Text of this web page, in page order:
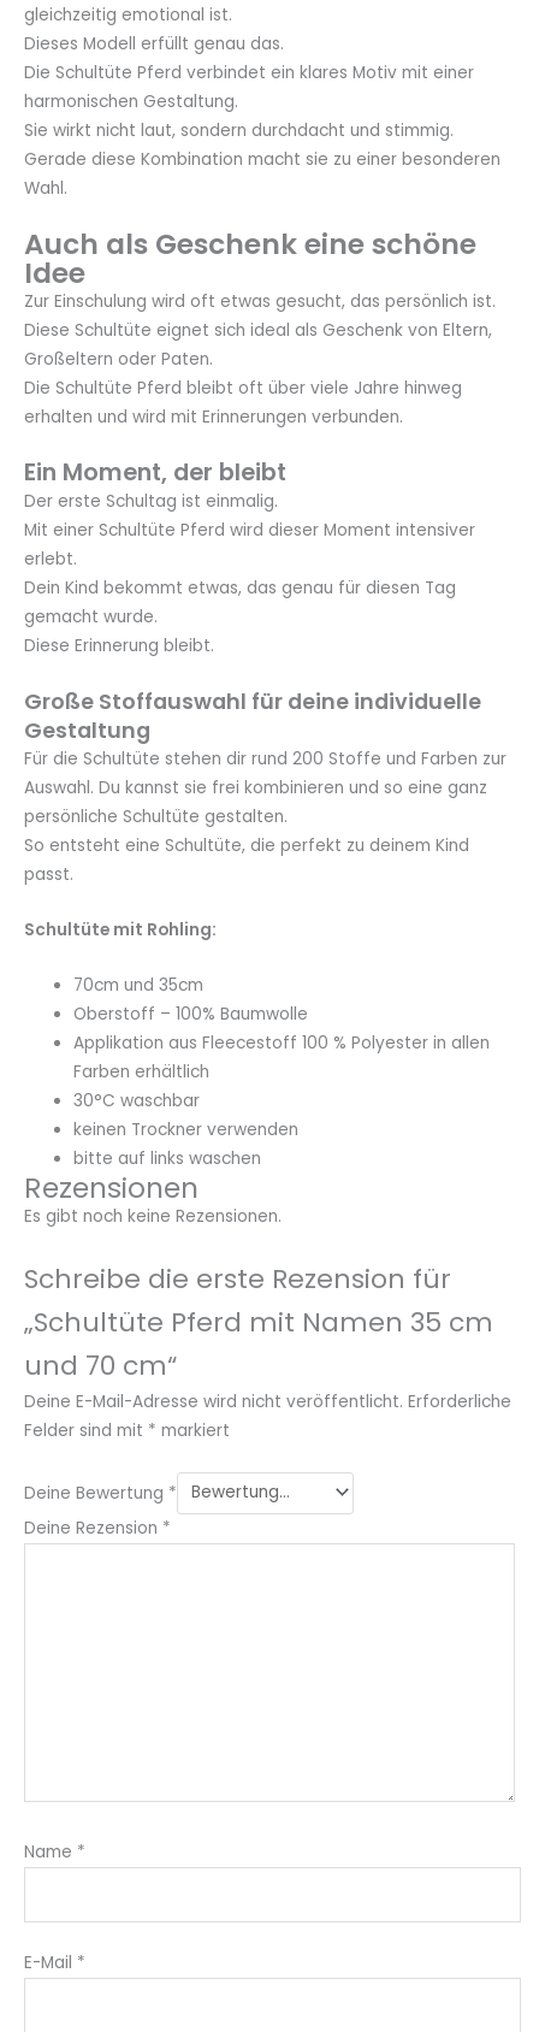
gleichzeitig emotional ist.
Dieses Modell erfüllt genau das.
Die Schultüte Pferd verbindet ein klares Motiv mit einer
harmonischen Gestaltung.
Sie wirkt nicht laut, sondern durchdacht und stimmig.
Gerade diese Kombination macht sie zu einer besonderen
Wahl.
Auch als Geschenk eine schöne
Idee
Zur Einschulung wird oft etwas gesucht, das persönlich ist.
Diese Schultüte eignet sich ideal als Geschenk von Eltern,
Großeltern oder Paten.
Die Schultüte Pferd bleibt oft über viele Jahre hinweg
erhalten und wird mit Erinnerungen verbunden.
Ein Moment, der bleibt
Der erste Schultag ist einmalig.
Mit einer Schultüte Pferd wird dieser Moment intensiver
erlebt.
Dein Kind bekommt etwas, das genau für diesen Tag
gemacht wurde.
Diese Erinnerung bleibt.
Große Stoffauswahl für deine individuelle
Gestaltung
Für die Schultüte stehen dir rund 200 Stoffe und Farben zur
Auswahl. Du kannst sie frei kombinieren und so eine ganz
persönliche Schultüte gestalten.
So entsteht eine Schultüte, die perfekt zu deinem Kind
passt.
Schultüte mit Rohling:
70cm und 35cm
Oberstoff – 100% Baumwolle
Applikation aus Fleecestoff 100 % Polyester in allen
Farben erhältlich
30°C waschbar
keinen Trockner verwenden
bitte auf links waschen
Rezensionen
Es gibt noch keine Rezensionen.
Schreibe die erste Rezension für
„Schultüte Pferd mit Namen 35 cm
und 70 cm“
Deine E-Mail-Adresse wird nicht veröffentlicht. Erforderliche
Felder sind mit * markiert
Deine Bewertung *
Deine Rezension *
Name *
E-Mail *